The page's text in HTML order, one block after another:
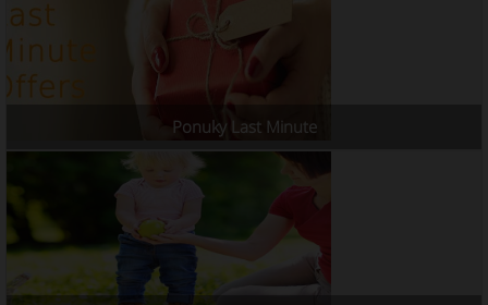
Ponuky Last Minute